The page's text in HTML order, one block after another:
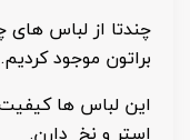
چندتا از لباس های
براتون موجود کردیم.
این لباس ها